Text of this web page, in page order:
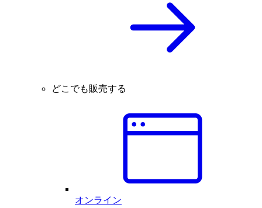
どこでも販売する
オンライン